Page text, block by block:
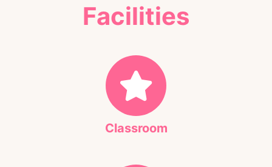
เสริมสร้างความรู้นอกเหนือจากการเรียน เราได้จัด
เตรียมหลักสูตรพิเศษไว้ให้เลือกมากมาย อาทิ Science
KidZ Camp Avengers ที่จะเติมความสนุกแฝงไปด้วย
ความรู้เพื่อ up skill ช่วงปิดเทอมได้เป็นอย่างดี
Facilities
Classroom